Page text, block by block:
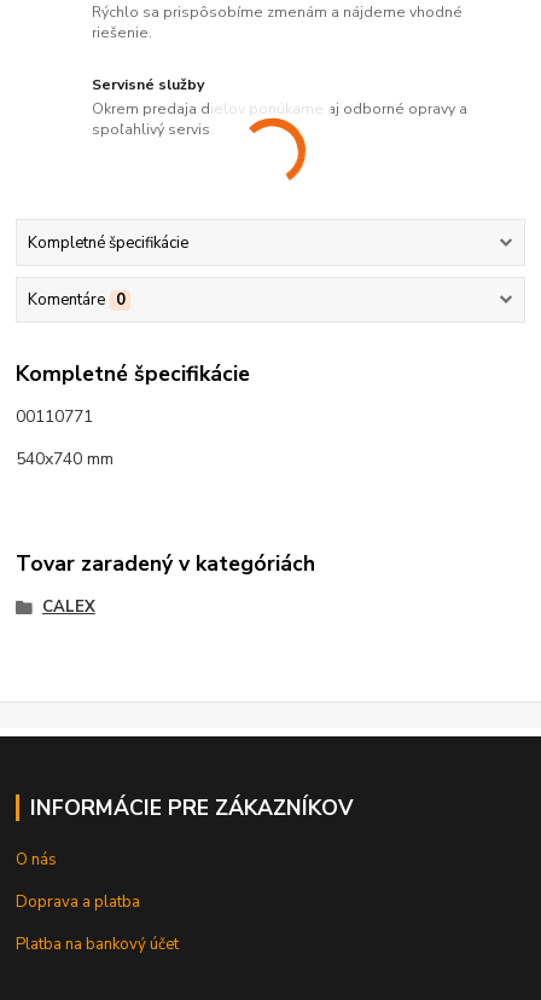
Rýchlo sa prispôsobíme zmenám a nájdeme vhodné
riešenie.
Servisné služby
Okrem predaja dielov ponúkame aj odborné opravy a
spoľahlivý servis.
Kompletné špecifikácie
Komentáre 0
Kompletné špecifikácie
00110771
540x740 mm
Tovar zaradený v kategóriách
CALEX
INFORMÁCIE PRE ZÁKAZNÍKOV
O nás
Doprava a platba
Platba na bankový účet